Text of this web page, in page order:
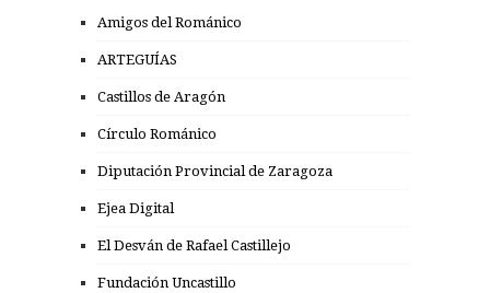
Amigos del Románico
ARTEGUÍAS
Castillos de Aragón
Círculo Románico
Diputación Provincial de Zaragoza
Ejea Digital
El Desván de Rafael Castillejo
Fundación Uncastillo